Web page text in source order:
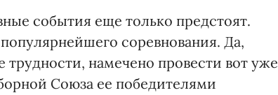
события еще только предстоят.
соревнования. Да,
намечено провести вот уже
Союза ее победителями